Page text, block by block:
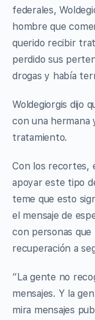
federales,
hombre que
querido recibir
perdido sus
drogas y había
Woldegiorgis dijo
con una hermana
tratamiento.
Con los recortes,
apoyar este tipo
teme que esto
el mensaje de
con personas que
recuperación a
“La gente no
mensajes. Y la
mira mensajes